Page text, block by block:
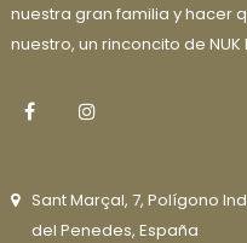
nuestra gran familia y hacer
nuestro, un rinconcito de NUK
Facebook
Sant Marçal, 7, Polígono
del Penedes, España